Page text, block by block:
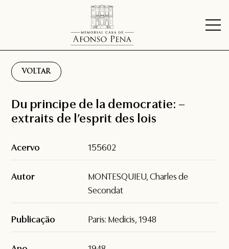
VOLTAR
Du principe de la democratie: –
extraits de l’esprit des lois
Acervo 155602
Autor
MONTESQUIEU, Charles de
Secondat
Publicação Paris: Medicis, 1948